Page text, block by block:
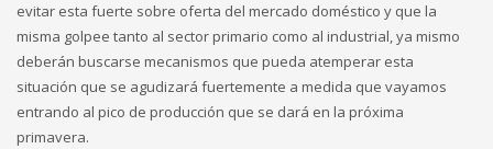
evitar esta fuerte sobre oferta del mercado doméstico y que la
misma golpee tanto al sector primario como al industrial, ya mismo
deberán buscarse mecanismos que pueda atemperar esta
situación que se agudizará fuertemente a medida que vayamos
entrando al pico de producción que se dará en la próxima
primavera.